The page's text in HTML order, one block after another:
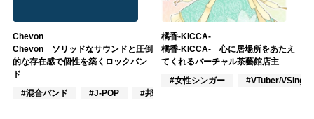
Chevon
Chevon ソリッドなサウンドと圧倒
的な存在感で個性を築くロックバン
ド
#混合バンド
#J-POP #邦ロック
橘香-KICCA-
橘香-KICCA- 心に居場所をあたえ
てくれるバーチャル茶藝館店主
#女性シンガー
#VTuber/VSinger